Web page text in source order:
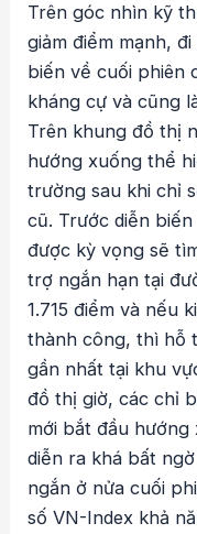
Trên góc nhìn kỹ
giảm điểm mạnh,
biến về cuối phiên
kháng cự và cũng
Trên khung đồ thị
hướng xuống thể
trường sau khi chỉ
cũ. Trước diễn
được kỳ vọng sẽ
trợ ngắn hạn tại
1.715 điểm và nếu
thành công, thì hỗ
gần nhất tại khu
đồ thị giờ, các chỉ
mới bắt đầu
diễn ra khá bất
ngắn ở nửa cuối
số VN-Index khả